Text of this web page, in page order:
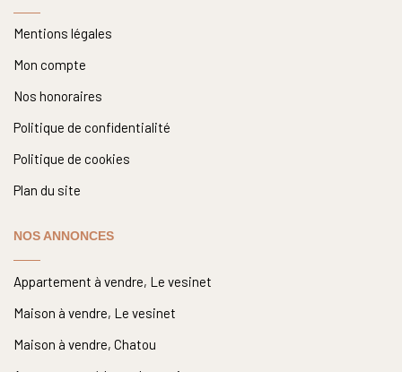
Mentions légales
Mon compte
Nos honoraires
Politique de confidentialité
Politique de cookies
Plan du site
NOS ANNONCES
Appartement à vendre, Le vesinet
Maison à vendre, Le vesinet
Maison à vendre, Chatou